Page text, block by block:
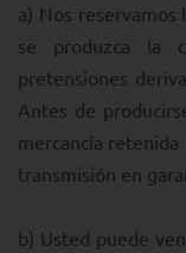
a) Nos reservamos
se produzca la
pretensiones
Antes de
mercancía
transmisión en
b) Usted puede